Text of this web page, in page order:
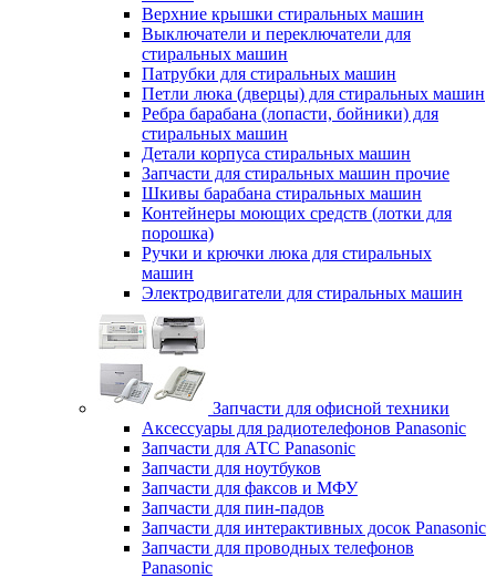
Верхние крышки стиральных машин
Выключатели и переключатели для
стиральных машин
Патрубки для стиральных машин
Петли люка (дверцы) для стиральных машин
Ребра барабана (лопасти, бойники) для
стиральных машин
Детали корпуса стиральных машин
Запчасти для стиральных машин прочие
Шкивы барабана стиральных машин
Контейнеры моющих средств (лотки для
порошка)
Ручки и крючки люка для стиральных
машин
Электродвигатели для стиральных машин
Запчасти для офисной техники
Аксессуары для радиотелефонов Panasonic
Запчасти для АТС Panasonic
Запчасти для ноутбуков
Запчасти для факсов и МФУ
Запчасти для пин-падов
Запчасти для интерактивных досок Panasonic
Запчасти для проводных телефонов
Panasonic